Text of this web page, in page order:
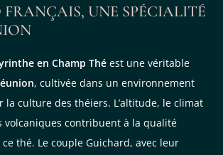
UNE SPÉCIALITÉ
en Champ Thé est une véritable
, cultivée dans un environnement
culture des théiers. L’altitude, le climat
volcaniques contribuent à la qualité
thé. Le couple Guichard, avec leur